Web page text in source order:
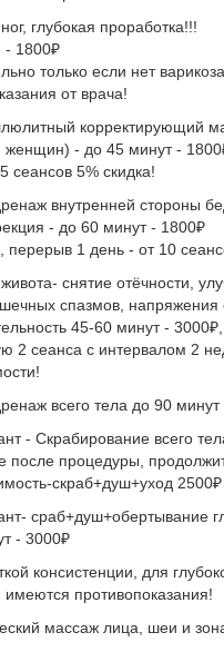
глубокая проработка!!!
- 1800₽
только если нет
от врача!
корректирующий
женщин) - до 45 минут -
сеансов 5% скидка!
внутренней стороны
- до 60 минут - 1800₽
перерыв 1 день - от 10
снятие отёчности,
спазмов, напряжения
45-60 минут -
2 сеанса с интервалом 2
всего тела до 90 минут
- Скрабирование всего
после процедуры,
скраб+душ+уход 2500₽
сраб+душ+обертывание
- 3000₽
консистенции, для
противопоказания!
массаж лица, шеи и